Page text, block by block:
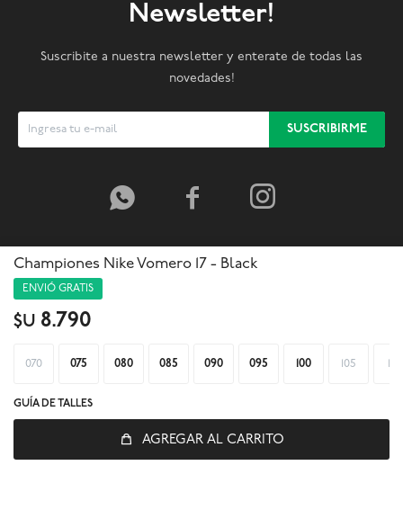
Championes Nike Vomero 17 - Black
ENVIÓ GRATIS
$U 8.790
070 075 080 085 090 095 100 105 110
GUÍA DE TALLES
AGREGAR AL CARRITO
Newsletter!
Suscribite a nuestra newsletter y enterate de todas las
novedades!
SUSCRIBIRME
  